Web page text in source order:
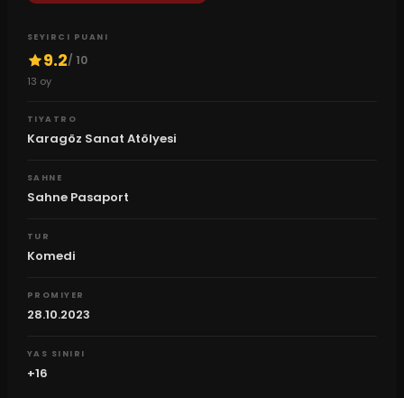
SEYIRCI PUANI
9.2/ 10
13 oy
TIYATRO
Karagöz Sanat Atölyesi
SAHNE
Sahne Pasaport
TUR
Komedi
PROMIYER
28.10.2023
YAS SINIRI
+16